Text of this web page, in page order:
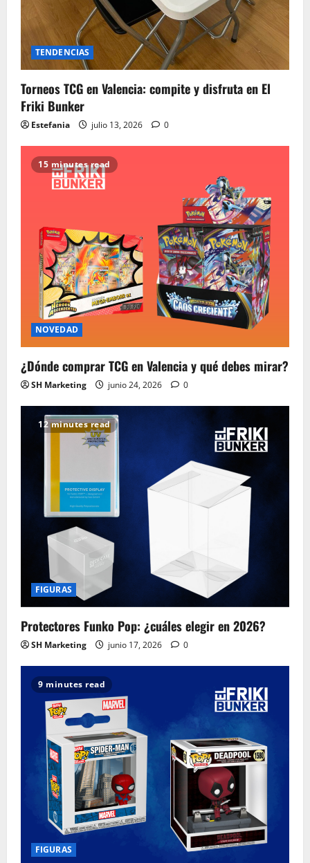
TENDENCIAS
Torneos TCG en Valencia: compite y disfruta en El
Friki Bunker
Estefania julio 13, 2026 0
15 minutes read
NOVEDAD
¿Dónde comprar TCG en Valencia y qué debes mirar?
SH Marketing junio 24, 2026 0
12 minutes read
FIGURAS
Protectores Funko Pop: ¿cuáles elegir en 2026?
SH Marketing junio 17, 2026 0
9 minutes read
FIGURAS